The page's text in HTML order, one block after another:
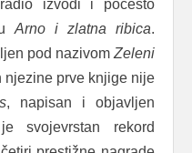
izvodi i počesto
Arno i zlatna ribica.
pod nazivom Zeleni
njezine prve knjige nije
, napisan i objavljen
svojevrstan rekord